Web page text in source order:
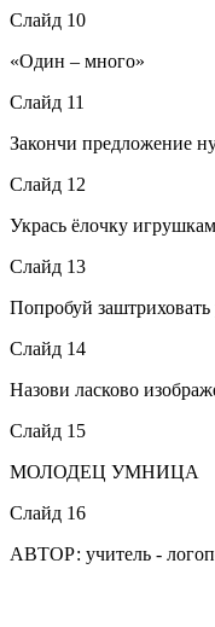
Слайд 10
«Один – много»
Слайд 11
Закончи предложение
Слайд 12
Укрась ёлочку
Слайд 13
Попробуй
Слайд 14
Назови ласково
Слайд 15
МОЛОДЕЦ УМНИЦА
Слайд 16
АВТОР: учитель -